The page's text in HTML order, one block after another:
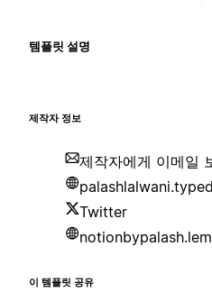
템플릿 설명
제작자 정보
제작자에게 이메일
Twitter
이 템플릿 공유